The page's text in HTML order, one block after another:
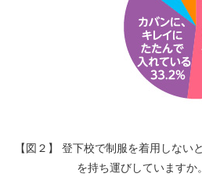
【図２】 登下校で制服を着用しない
を持ち運びしていますか